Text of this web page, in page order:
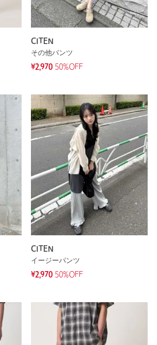
CITEN
その他パンツ
¥2,970 50%OFF
CITEN
イージーパンツ
¥2,970 50%OFF